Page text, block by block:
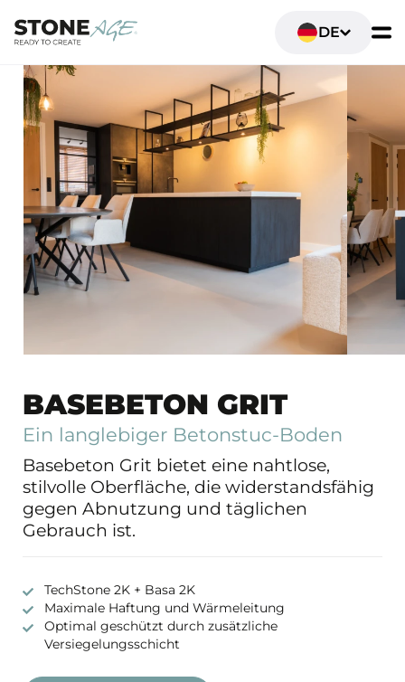
DE
BASEBETON GRIT
Ein langlebiger Betonstuc-Boden
Basebeton Grit bietet eine nahtlose,
stilvolle Oberfläche, die widerstandsfähig
gegen Abnutzung und täglichen
Gebrauch ist.
TechStone 2K + Basa 2K
Maximale Haftung und Wärmeleitung
Optimal geschützt durch zusätzliche
Versiegelungsschicht